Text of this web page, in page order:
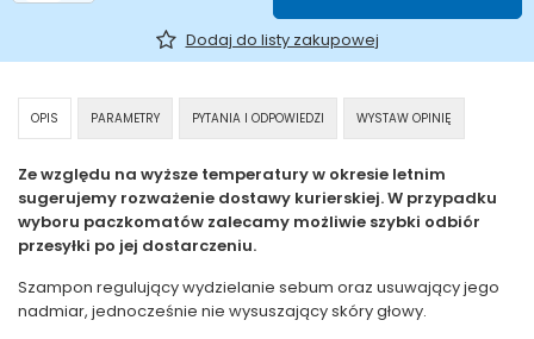
Dodaj do listy zakupowej
OPIS PARAMETRY PYTANIA I ODPOWIEDZI WYSTAW OPINIĘ
Ze względu na wyższe temperatury w okresie letnim
sugerujemy rozważenie dostawy kurierskiej. W przypadku
wyboru paczkomatów zalecamy możliwie szybki odbiór
przesyłki po jej dostarczeniu.
Szampon regulujący wydzielanie sebum oraz usuwający jego
nadmiar, jednocześnie nie wysuszający skóry głowy.